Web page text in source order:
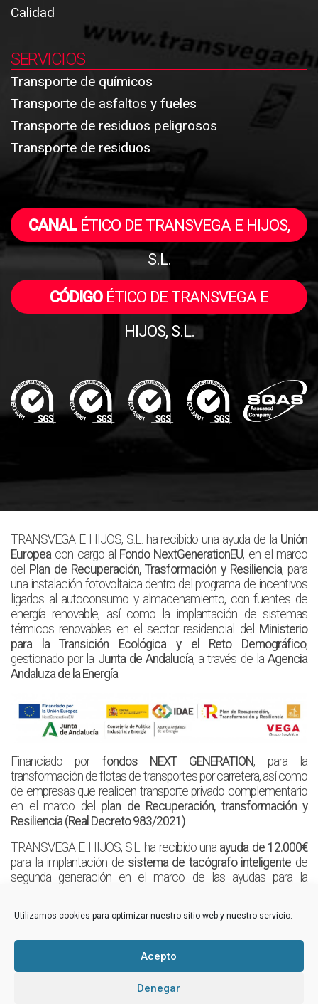
Utilizamos cookies para optimizar nuestro sitio web y nuestro servicio.
Acepto
Denegar
Calidad
SERVICIOS
Transporte de químicos
Transporte de asfaltos y fueles
Transporte de residuos peligrosos
Transporte de residuos
CANALÉTICO DE TRANSVEGA E HIJOS,
S.L.
CÓDIGOÉTICO DE TRANSVEGA E
HIJOS, S.L.
TRANSVEGA E HIJOS, S.L. ha recibido una ayuda de la Unión
Europea con cargo al Fondo NextGenerationEU, en el marco
del Plan de Recuperación, Trasformación y Resiliencia, para
una instalación fotovoltaica dentro del programa de incentivos
ligados al autoconsumo y almacenamiento, con fuentes de
energía renovable, así como la implantación de sistemas
térmicos renovables en el sector residencial del Ministerio
para la Transición Ecológica y el Reto Demográfico,
gestionado por la Junta de Andalucía, a través de laAgencia
Andaluza de la Energía
Financiado por fondos NEXT GENERATION, para la
transformación de flotas de transportes por carretera, así como
de empresas que realicen transporte privado complementario
en el marco del plan de Recuperación, transformación y
Resiliencia (Real Decreto 983/2021).
TRANSVEGA E HIJOS, S.L. ha recibido una ayuda de 12.000€
para la implantación de sistema de tacógrafo inteligente de
segunda generación en el marco de las ayudas para la
empresas privadas que intervienen en el transporte de
mercancías por carretera, en el marco del plan de recuperación,
transformación y resiliencia, financiadas por la
NextGenerationEU